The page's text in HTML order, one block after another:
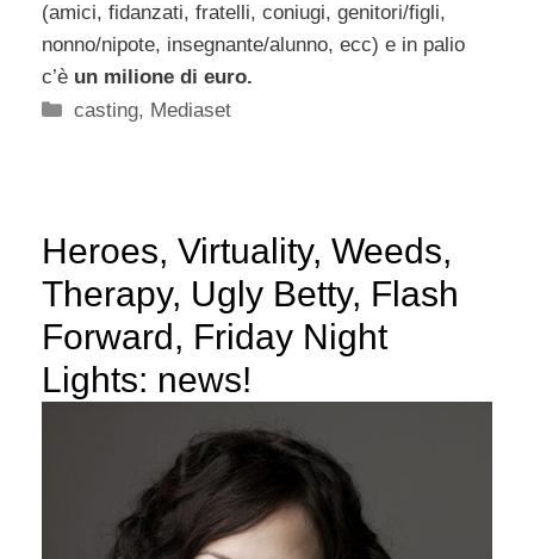
(amici, fidanzati, fratelli, coniugi, genitori/figli,
nonno/nipote, insegnante/alunno, ecc) e in palio
c’è un milione di euro.
Categorie
casting, Mediaset
Heroes, Virtuality, Weeds,
Therapy, Ugly Betty, Flash
Forward, Friday Night
Lights: news!